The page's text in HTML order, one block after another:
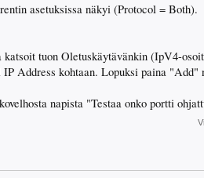
asetuksissa näkyi (Protocol = Both).
tuon Oletuskäytävänkin (IpV4-
Address kohtaan. Lopuksi paina "Add"
napista "Testaa onko portti